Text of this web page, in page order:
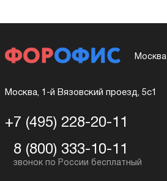
Москва
Москва, 1-й Вязовский проезд, 5с1
+7 (495) 228-20-11
8 (800) 333-10-11